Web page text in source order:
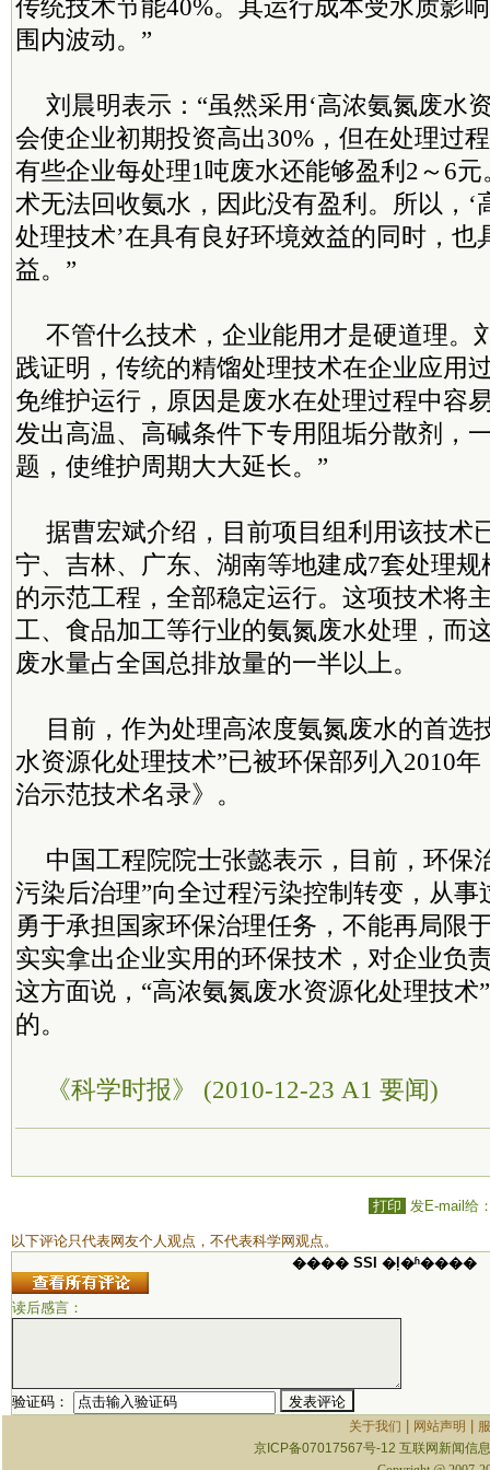
传统技术节能40%。其运行成本受水质影
围内波动。”
刘晨明表示：“虽然采用‘高浓氨氮废水
会使企业初期投资高出30%，但在处理过
有些企业每处理1吨废水还能够盈利2～6
术无法回收氨水，因此没有盈利。所以，‘
处理技术’在具有良好环境效益的同时，也
益。”
不管什么技术，企业能用才是硬道理。
践证明，传统的精馏处理技术在企业应用
免维护运行，原因是废水在处理过程中容
发出高温、高碱条件下专用阻垢分散剂，
题，使维护周期大大延长。”
据曹宏斌介绍，目前项目组利用该技术
宁、吉林、广东、湖南等地建成7套处理规
的示范工程，全部稳定运行。这项技术将
工、食品加工等行业的氨氮废水处理，而
废水量占全国总排放量的一半以上。
目前，作为处理高浓度氨氮废水的首选
水资源化处理技术”已被环保部列入2010
治示范技术名录》。
中国工程院院士张懿表示，目前，环保
污染后治理”向全过程污染控制转变，从
勇于承担国家环保治理任务，不能再局限
实实拿出企业实用的环保技术，对企业负
这方面说，“高浓氨氮废水资源化处理技术
的。
《科学时报》 (2010-12-23 A1 要闻)
打印 发E-mail给
以下评论只代表网友个人观点，不代表科学网观点。
���� SSI �ļ�ʱ����
读后感言：
验证码：
关于我们 | 网站声明 |
京ICP备07017567号-12 互联网新闻信